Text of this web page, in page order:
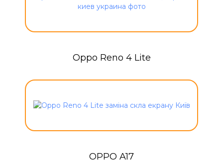
Oppo Reno 4 Lite
OPPO A17